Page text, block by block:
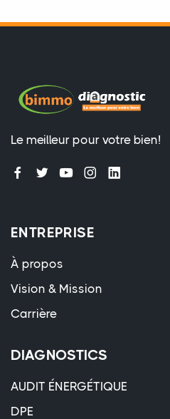
Le meilleur pour votre bien!
ENTREPRISE
À propos
Vision & Mission
Carrière
DIAGNOSTICS
AUDIT ÉNERGÉTIQUE
DPE